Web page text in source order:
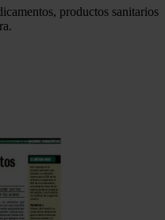
productos sanitarios